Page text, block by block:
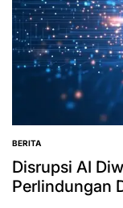
POSTED
IN
BERITA
Disrupsi AI
Perlindungan